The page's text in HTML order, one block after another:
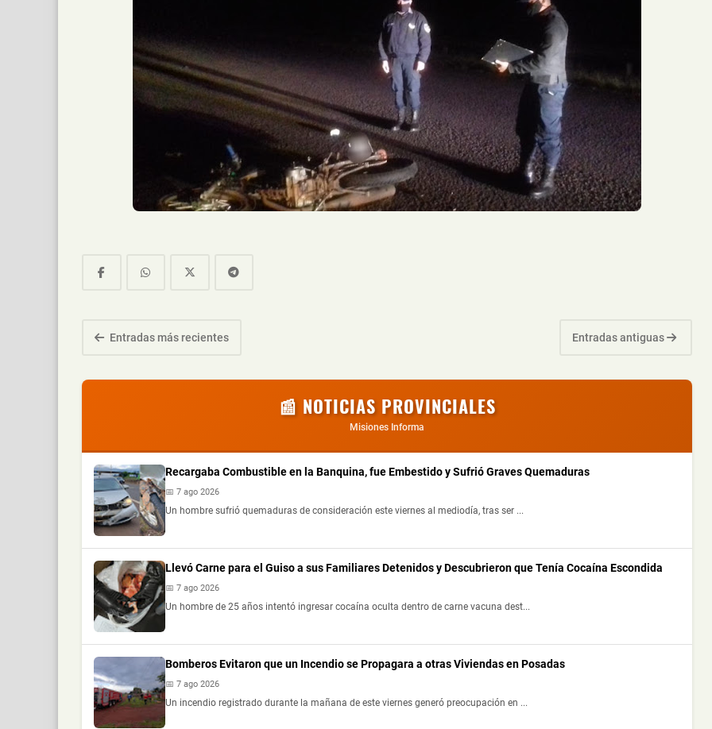
Entradas más recientes Entradas antiguas
📰 NOTICIAS PROVINCIALES
Misiones Informa
Recargaba Combustible en la Banquina, fue Embestido y Sufrió Graves Quemaduras
📅 7 ago 2026
Un hombre sufrió quemaduras de consideración este viernes al mediodía, tras ser ...
Llevó Carne para el Guiso a sus Familiares Detenidos y Descubrieron que Tenía Cocaína Escondida
📅 7 ago 2026
Un hombre de 25 años intentó ingresar cocaína oculta dentro de carne vacuna dest...
Bomberos Evitaron que un Incendio se Propagara a otras Viviendas en Posadas
📅 7 ago 2026
Un incendio registrado durante la mañana de este viernes generó preocupación en ...